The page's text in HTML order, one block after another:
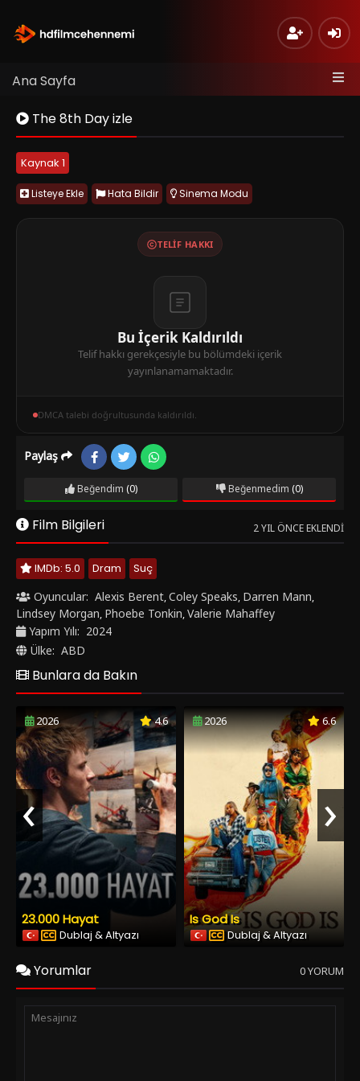
Ana Sayfa
The 8th Day izle
Kaynak 1
Listeye Ekle Hata Bildir Sinema Modu
TELIF HAKKI
Bu İçerik Kaldırıldı
Telif hakkı gerekçesiyle bu bölümdeki içerik
yayınlanamamaktadır.
DMCA talebi doğrultusunda kaldırıldı.
Paylaş
Beğendim (0) Beğenmedim (0)
Film Bilgileri 2 YIL ÖNCE EKLENDI
IMDb: 5.0 Dram
Suç
Oyuncular: Alexis Berent,Coley Speaks, Darren Mann,
Lindsey Morgan, Phoebe Tonkin,Valerie Mahaffey
Yapım Yılı: 2024
Ülke: ABD
Bunlara da Bakın
2026 4.6
23.000 Hayat
Dublaj & Altyazı
2026 6.6
Is God Is
Dublaj & Altyazı
‹ ›
Yorumlar 0 YORUM